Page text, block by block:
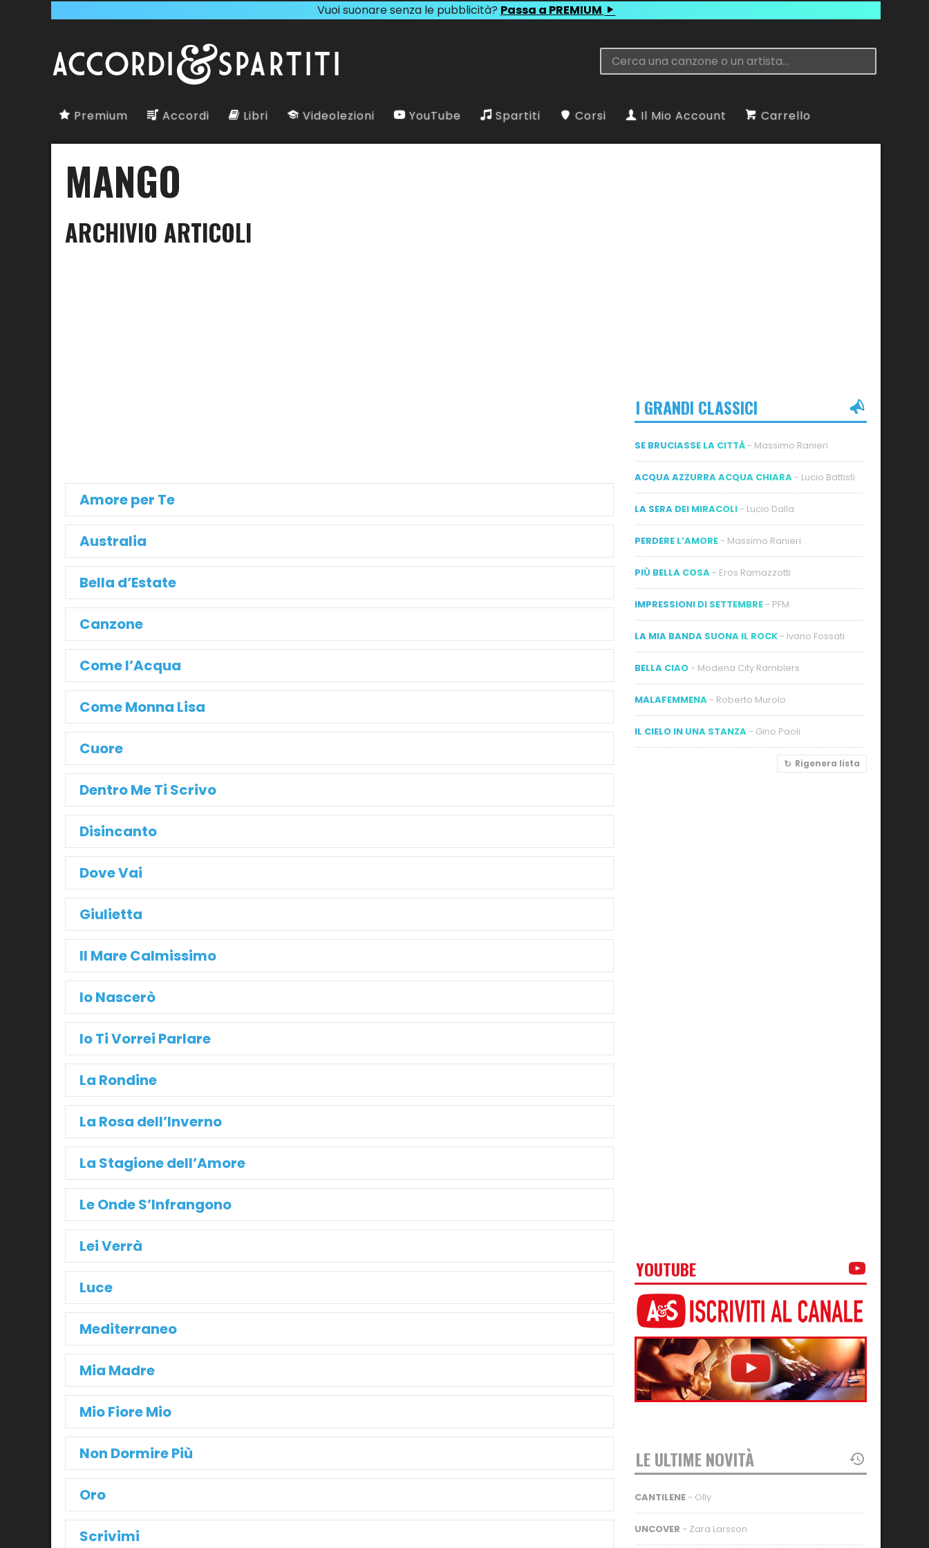
Vuoi suonare senza le pubblicità? Passa a PREMIUM
Premium Accordi Libri Videolezioni YouTube Spartiti Corsi Il Mio Account Carrello
MANGO
ARCHIVIO ARTICOLI
Amore per Te
Australia
Bella d’Estate
Canzone
Come l’Acqua
Come Monna Lisa
Cuore
Dentro Me Ti Scrivo
Disincanto
Dove Vai
Giulietta
Il Mare Calmissimo
Io Nascerò
Io Ti Vorrei Parlare
La Rondine
La Rosa dell’Inverno
La Stagione dell’Amore
Le Onde S’Infrangono
Lei Verrà
Luce
Mediterraneo
Mia Madre
Mio Fiore Mio
Non Dormire Più
Oro
Scrivimi
I GRANDI CLASSICI
SE BRUCIASSE LA CITTÀ - Massimo Ranieri
ACQUA AZZURRA ACQUA CHIARA - Lucio Battisti
LA SERA DEI MIRACOLI - Lucio Dalla
PERDERE L’AMORE - Massimo Ranieri
PIÙ BELLA COSA - Eros Ramazzotti
IMPRESSIONI DI SETTEMBRE - PFM
LA MIA BANDA SUONA IL ROCK - Ivano Fossati
BELLA CIAO - Modena City Ramblers
MALAFEMMENA - Roberto Murolo
IL CIELO IN UNA STANZA - Gino Paoli
Rigenera lista
YOUTUBE
LE ULTIME NOVITÀ
CANTILENE - Olly
UNCOVER - Zara Larsson